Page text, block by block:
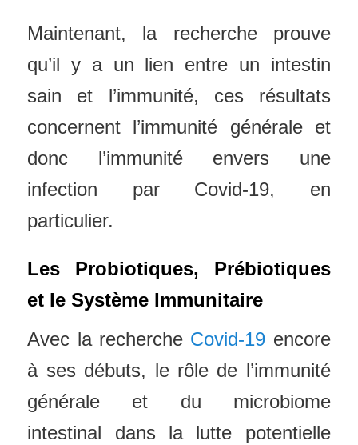
Maintenant, la recherche prouve
qu’il y a un lien entre un intestin
sain et l’immunité, ces résultats
concernent l’immunité générale et
donc l’immunité envers une
infection par Covid-19, en
particulier.
Les Probiotiques, Prébiotiques
et le Système Immunitaire
Avec la recherche Covid-19 encore
à ses débuts, le rôle de l’immunité
générale et du microbiome
intestinal dans la lutte potentielle